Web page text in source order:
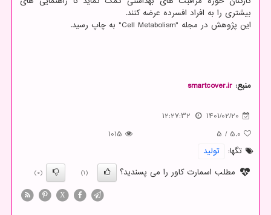
بیشتری را به افراد افسرده عرضه کنند.
این پژوهش در مجله "Cell Metabolism" به چاپ رسید.
منبع: smartcover.ir
1401/02/20
12:27:32
5.0
/
5
1015
تگها:
تولید
مطلب اسمارت کاور را می پسندید؟
(1)
(0)
X